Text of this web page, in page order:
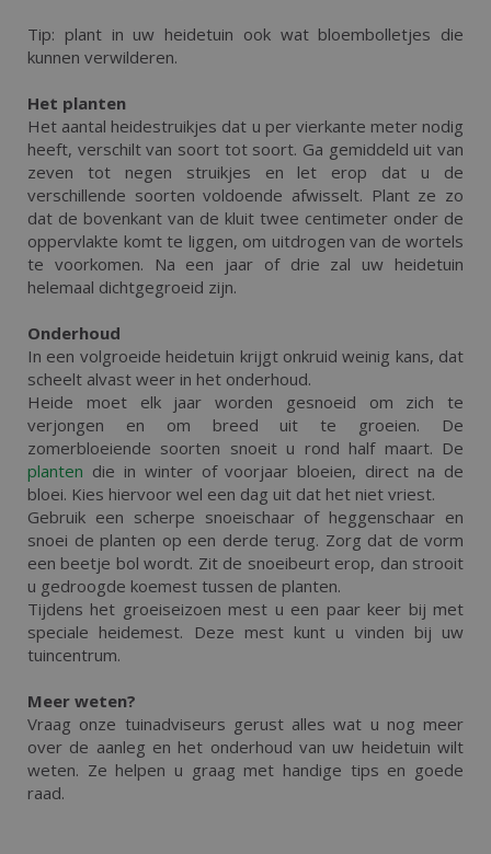
Tip: plant in uw heidetuin ook wat bloembolletjes die
kunnen verwilderen.
Het planten
Het aantal heidestruikjes dat u per vierkante meter nodig
heeft, verschilt van soort tot soort. Ga gemiddeld uit van
zeven tot negen struikjes en let erop dat u de
verschillende soorten voldoende afwisselt. Plant ze zo
dat de bovenkant van de kluit twee centimeter onder de
oppervlakte komt te liggen, om uitdrogen van de wortels
te voorkomen. Na een jaar of drie zal uw heidetuin
helemaal dichtgegroeid zijn.
Onderhoud
In een volgroeide heidetuin krijgt onkruid weinig kans, dat
scheelt alvast weer in het onderhoud.
Heide moet elk jaar worden gesnoeid om zich te
verjongen en om breed uit te groeien. De
zomerbloeiende soorten snoeit u rond half maart. De
planten die in winter of voorjaar bloeien, direct na de
bloei. Kies hiervoor wel een dag uit dat het niet vriest.
Gebruik een scherpe snoeischaar of heggenschaar en
snoei de planten op een derde terug. Zorg dat de vorm
een beetje bol wordt. Zit de snoeibeurt erop, dan strooit
u gedroogde koemest tussen de planten.
Tijdens het groeiseizoen mest u een paar keer bij met
speciale heidemest. Deze mest kunt u vinden bij uw
tuincentrum.
Meer weten?
Vraag onze tuinadviseurs gerust alles wat u nog meer
over de aanleg en het onderhoud van uw heidetuin wilt
weten. Ze helpen u graag met handige tips en goede
raad.